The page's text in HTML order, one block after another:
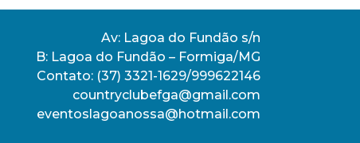
Av: Lagoa do Fundão s/n
B: Lagoa do Fundão – Formiga/MG
Contato: (37) 3321-1629/999622146
countryclubefga@gmail.com
eventoslagoanossa@hotmail.com